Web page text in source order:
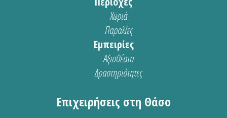
Χωριά
Παραλίες
Εμπειρίες
Αξιοθέατα
Δραστηριότητες
Επιχειρήσεις στη Θάσο